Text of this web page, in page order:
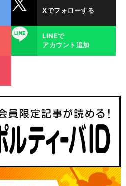
Xでフォローする
LINE
LINEで
アカウント追加